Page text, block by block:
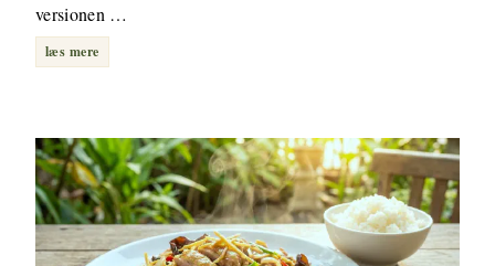
versionen …
læs mere